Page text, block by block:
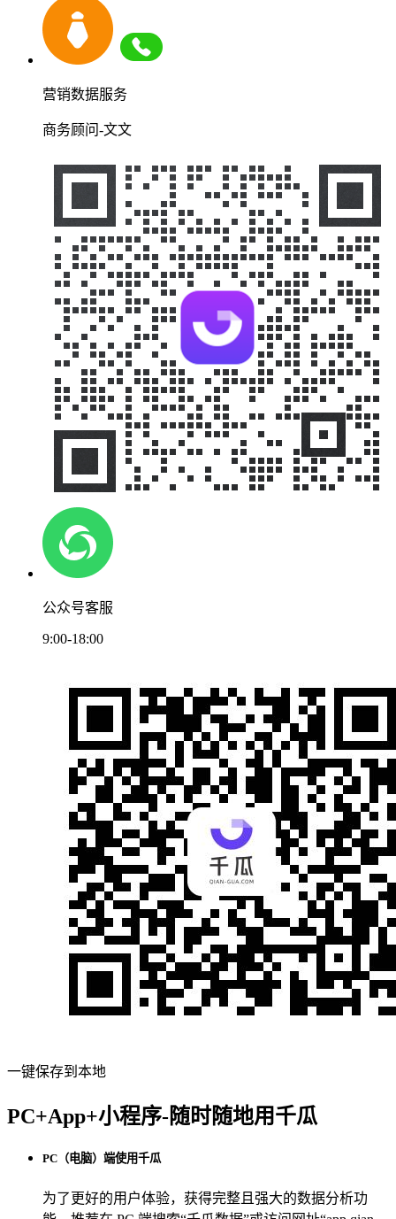
营销数据服务
商务顾问-文文
公众号客服
9:00-18:00
一键保存到本地
PC+App+小程序-随时随地用千瓜
PC（电脑）端使用千瓜
为了更好的用户体验，获得完整且强大的数据分析功